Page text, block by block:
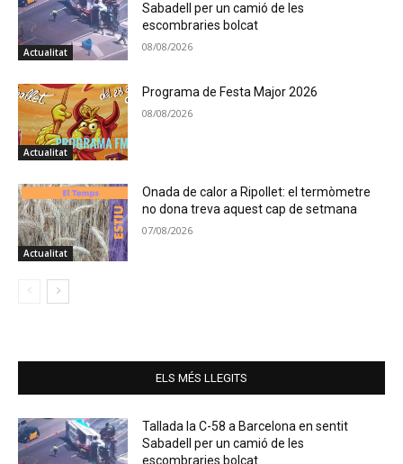
Actualitat
Sabadell per un camió de les
escombraries bolcat
08/08/2026
Actualitat
Programa de Festa Major 2026
08/08/2026
Actualitat
Onada de calor a Ripollet: el termòmetre
no dona treva aquest cap de setmana
07/08/2026
ELS MÉS LLEGITS
Tallada la C-58 a Barcelona en sentit
Sabadell per un camió de les
escombraries bolcat